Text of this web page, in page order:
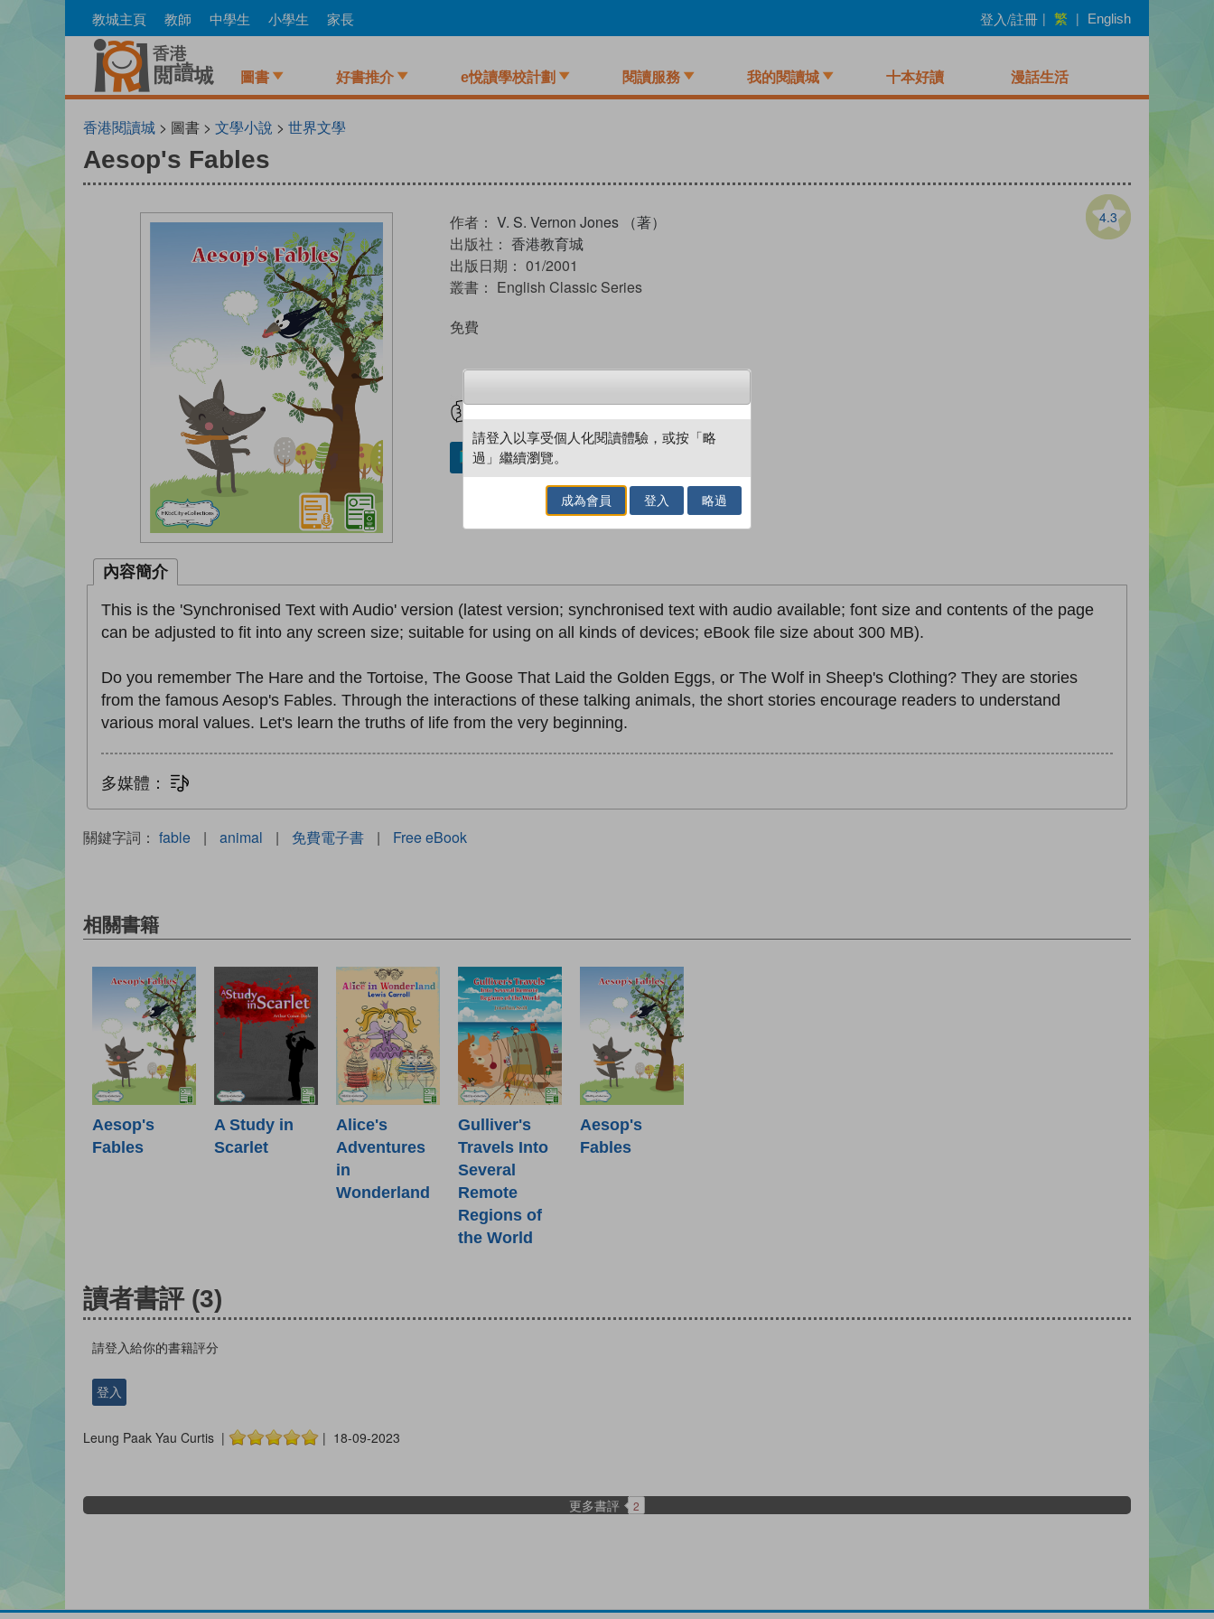
to
教城主頁 教師 中學生 小學生 家長 登入/註冊 | 繁 | English
圖書 好書推介 e悅讀學校計劃 閱讀服務 我的閱讀城 十本好讀 漫話生活
香港閱讀城 > 圖書 > 文學小說 > 世界文學
Aesop's Fables
4.3
作者： V. S. Vernon Jones （著）
出版社： 香港教育城
出版日期： 01/2001
叢書： English Classic Series
免費
加入／閱讀電子書
內容簡介
This is the 'Synchronised Text with Audio' version (latest version; synchronised text with audio available; font size and contents of the page
can be adjusted to fit into any screen size; suitable for using on all kinds of devices; eBook file size about 300 MB).
Do you remember The Hare and the Tortoise, The Goose That Laid the Golden Eggs, or The Wolf in Sheep's Clothing? They are stories
from the famous Aesop's Fables. Through the interactions of these talking animals, the short stories encourage readers to understand
various moral values. Let's learn the truths of life from the very beginning.
多媒體： 文字同步朗讀
關鍵字詞： fable | animal | 免費電子書 | Free eBook
相關書籍
Aesop's
Fables
A Study in
Scarlet
Alice's
Adventures
in
Wonderland
Gulliver's
Travels Into
Several
Remote
Regions of
the World
Aesop's
Fables
讀者書評 (3)
請登入給你的書籍評分
登入
Leung Paak Yau Curtis | | 18-09-2023
更多書評 2
請登入以享受個人化閱讀體驗，或按「略
過」繼續瀏覽。
成為會員 登入 略過